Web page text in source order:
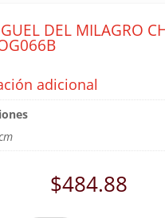
DEL MILAGRO
adicional
$484.88